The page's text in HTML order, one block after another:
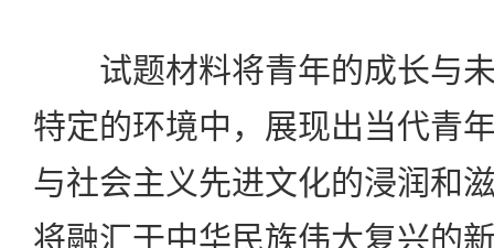
试题材料将青年的成长与未
特定的环境中，展现出当代青
与社会主义先进文化的浸润和
将融汇于中华民族伟大复兴的